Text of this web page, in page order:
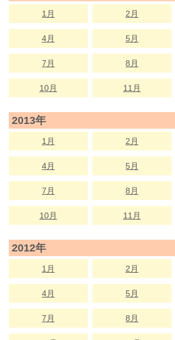
1月 2月
4月 5月
7月 8月
10月 11月
2013年
1月 2月
4月 5月
7月 8月
10月 11月
2012年
1月 2月
4月 5月
7月 8月